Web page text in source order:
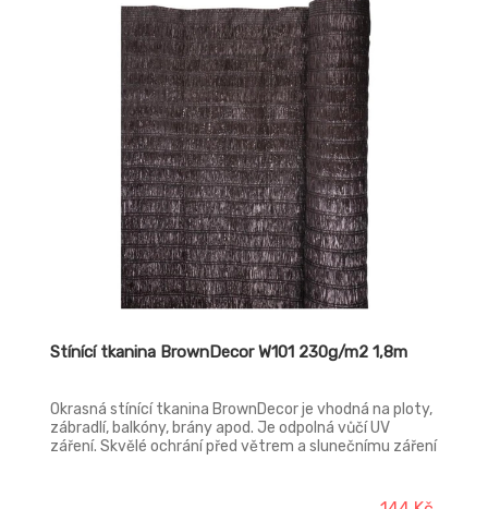
Stínící tkanina BrownDecor W101 230g/m2 1,8m
Okrasná stínící tkanina BrownDecor je vhodná na ploty,
zábradlí, balkóny, brány apod. Je odpolná vůčí UV
záření. Skvělé ochrání před větrem a slunečnímu záření